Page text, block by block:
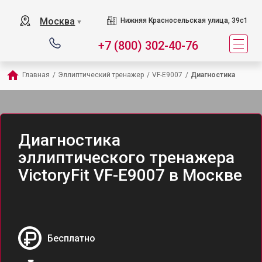
Москва ▼ Нижняя Красносельская улица, 39с1
+7 (800) 302-40-76
Главная / Эллиптический тренажер / VF-E9007 / Диагностика
Диагностика
эллиптического тренажера
VictoryFit VF-E9007 в Москве
Бесплатно